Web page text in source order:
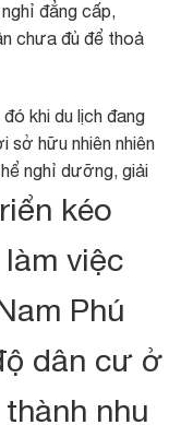
đẳng cấp,
chưa đủ để thoả
khi du lịch đang
sở hữu nhiên nhiên
nghỉ dưỡng, giải
kéo
việc
Phú
dân cư ở
nhu